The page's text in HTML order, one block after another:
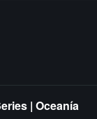
| Oceanía